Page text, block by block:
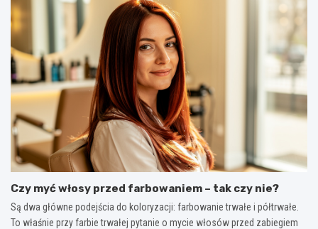
Czy myć włosy przed farbowaniem – tak czy nie?
Są dwa główne podejścia do koloryzacji: farbowanie trwałe i półtrwałe.
To właśnie przy farbie trwałej pytanie o mycie włosów przed zabiegiem